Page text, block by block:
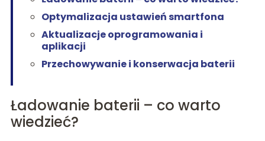
Optymalizacja ustawień smartfona
Aktualizacje oprogramowania i
aplikacji
Przechowywanie i konserwacja baterii
Ładowanie baterii – co warto
wiedzieć?